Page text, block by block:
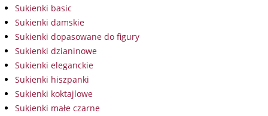
Sukienki basic
Sukienki damskie
Sukienki dopasowane do figury
Sukienki dzianinowe
Sukienki eleganckie
Sukienki hiszpanki
Sukienki koktajlowe
Sukienki małe czarne